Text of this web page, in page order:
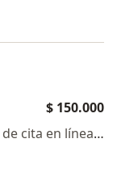
$ 150.000
Este especialista no ofrece reserva de cita en línea en esta dirección.